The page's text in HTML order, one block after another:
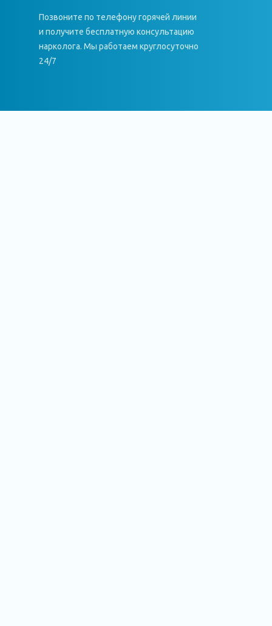
Позвоните по телефону горячей линии
и получите бесплатную консультацию
нарколога. Мы работаем круглосуточно
24/7